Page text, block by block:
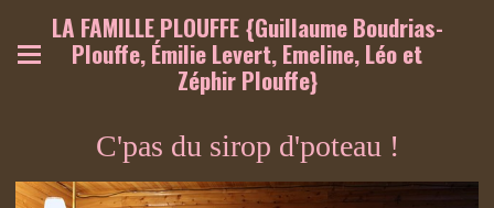
LA FAMILLE PLOUFFE {Guillaume Boudrias-
Plouffe, Émilie Levert, Emeline, Léo et
Zéphir Plouffe}
C'pas du sirop d'poteau !